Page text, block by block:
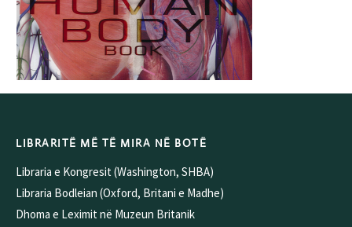
LIBRARITË MË TË MIRA NË BOTË
Libraria e Kongresit (Washington, SHBA)
Libraria Bodleian (Oxford, Britani e Madhe)
Dhoma e Leximit në Muzeun Britanik